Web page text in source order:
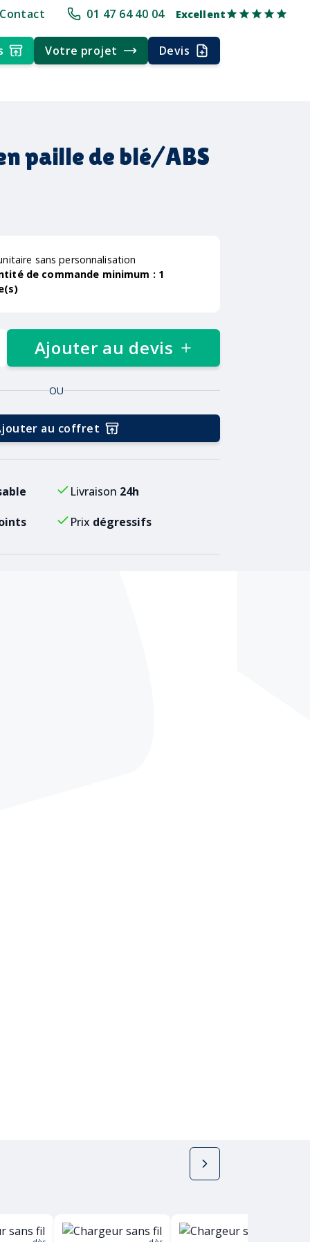
+30 ans d'expérience Délai rapide Délai rapide Livraison multi-
Contact 01 47 64 40 04 Excellent
Votre projet Devis
paille de blé/ABS
sans personnalisation
de commande minimum : 1
Ajouter au devis
OU
au coffret
Livraison 24h
Prix dégressifs